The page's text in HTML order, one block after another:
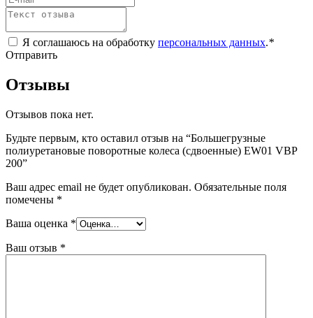
Я соглашаюсь на обработку персональных данных.*
Отправить
Отзывы
Отзывов пока нет.
Будьте первым, кто оставил отзыв на “Большегрузные
полиуретановые поворотные колеса (сдвоенные) EW01 VBP
200”
Ваш адрес email не будет опубликован. Обязательные поля
помечены *
Ваша оценка *
Ваш отзыв *